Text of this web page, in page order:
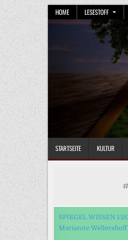
Skip
to
content
HOME LESESTOFF
STARTSEITE KULTUR
SPIEGEL WISSEN 1/
Marianne Wellershoff